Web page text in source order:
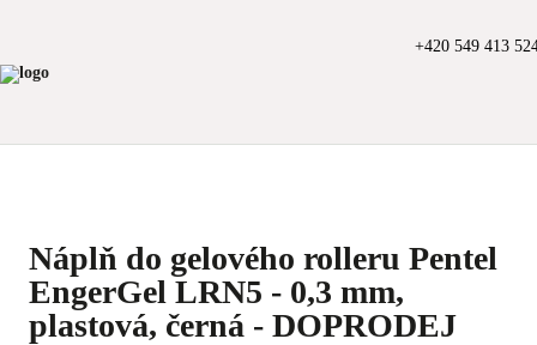
+420 549 413
Náplň do gelového rolleru Pentel
EngerGel LRN5 - 0,3 mm,
plastová, černá - DOPRODEJ